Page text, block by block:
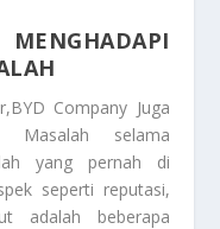
BYD Company Juga
Masalah selama
yang pernah di
seperti reputasi,
adalah beberapa